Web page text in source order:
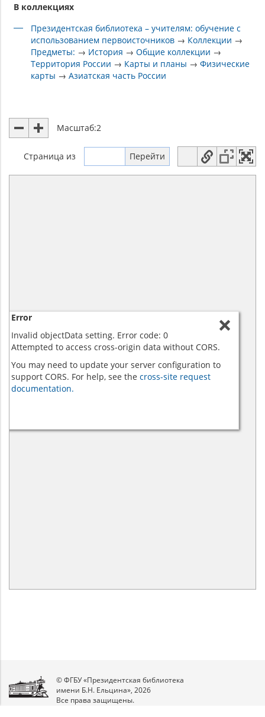
В коллекциях
Президентская библиотека – учителям: обучение с
использованием первоисточников → Коллекции →
Предметы: → История →Общие коллекции →
Территория России → Карты и планы →Физические
карты →Азиатская часть России
Масштаб:2
Страница из
Error
Invalid objectData setting. Error code: 0
Attempted to access cross-origin data without CORS.
You may need to update your server configuration to
support CORS. For help, see the cross-site request
documentation.
© ФГБУ «Президентская библиотека
имени Б.Н. Ельцина», 2026
Все права защищены.